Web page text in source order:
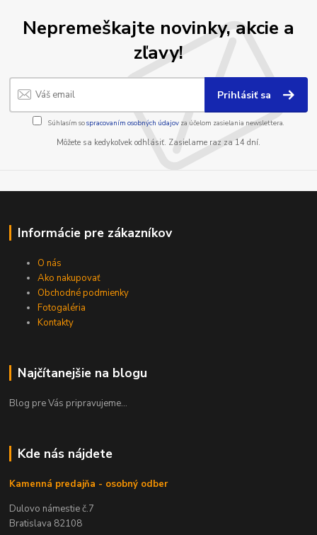
Nepremeškajte novinky, akcie a
zľavy!
Prihlásiť sa
Súhlasím sospracovaním osobných údajov za účelom zasielania newslettera.
Môžete sa kedykoľvek odhlásiť. Zasielame raz za 14 dní.
Informácie pre zákazníkov
O nás
Ako nakupovať
Obchodné podmienky
Fotogaléria
Kontakty
Najčítanejšie na blogu
Blog pre Vás pripravujeme...
Kde nás nájdete
Kamenná predajňa - osobný odber
Dulovo námestie č.7
Bratislava 82108